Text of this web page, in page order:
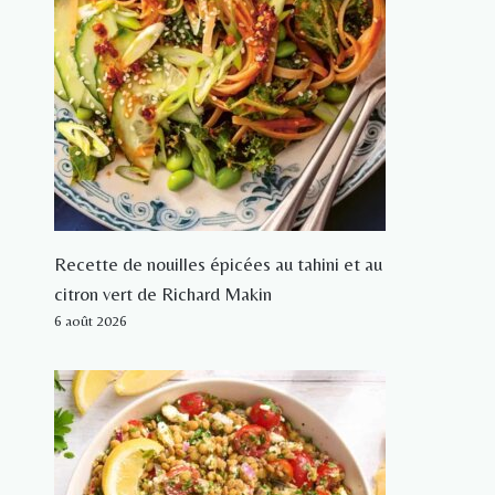
Recette de nouilles épicées au tahini et au
citron vert de Richard Makin
6 août 2026